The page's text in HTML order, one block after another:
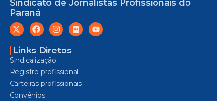
Sindicato de Jornalistas Profissionais do
Paraná
Links Diretos
Sindicalização
Registro profissional
Carteiras profissionais
Convênios